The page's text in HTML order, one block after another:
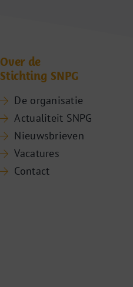
Over de
Stichting SNPG
De organisatie
Actualiteit SNPG
Nieuwsbrieven
Vacatures
Contact